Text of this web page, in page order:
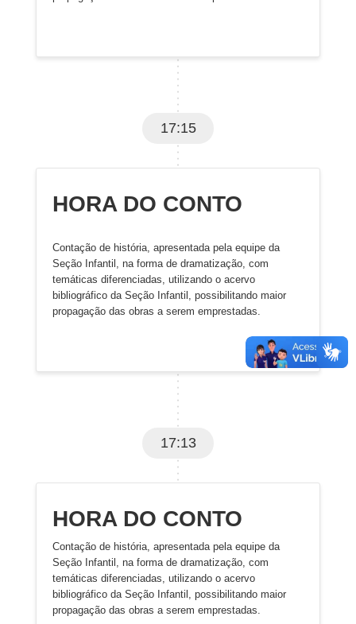
17:15
HORA DO CONTO
Contação de história, apresentada pela equipe da
Seção Infantil, na forma de dramatização, com
temáticas diferenciadas, utilizando o acervo
bibliográfico da Seção Infantil, possibilitando maior
propagação das obras a serem emprestadas.
17:13
HORA DO CONTO
Contação de história, apresentada pela equipe da
Seção Infantil, na forma de dramatização, com
temáticas diferenciadas, utilizando o acervo
bibliográfico da Seção Infantil, possibilitando maior
propagação das obras a serem emprestadas.